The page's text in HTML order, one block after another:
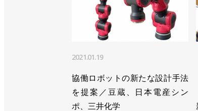
>>四国、中部のSIerがURの認
>>稼働モニタリングなどユー
>>パートナー27社とオンライ
>>認定トレーニングセンター
>>ナベルHDのロボットカバ
2021.01.19
協働ロボットの新たな設計手法
を提案／豆蔵、日本電産シン
ポ、三井化学